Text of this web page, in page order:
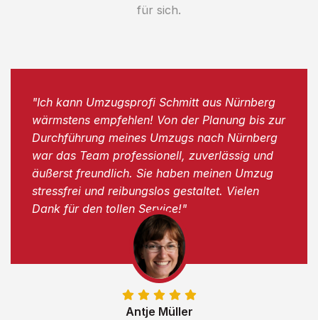
für sich.
Antje Müller
"Ich kann Umzugsprofi Schmitt aus Nürnberg
wärmstens empfehlen! Von der Planung bis zur
Durchführung meines Umzugs nach Nürnberg
war das Team professionell, zuverlässig und
äußerst freundlich. Sie haben meinen Umzug
stressfrei und reibungslos gestaltet. Vielen
Dank für den tollen Service!"